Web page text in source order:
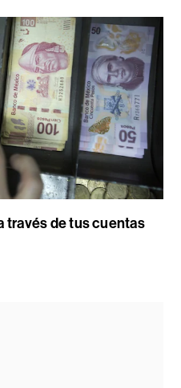
través de tus cuentas